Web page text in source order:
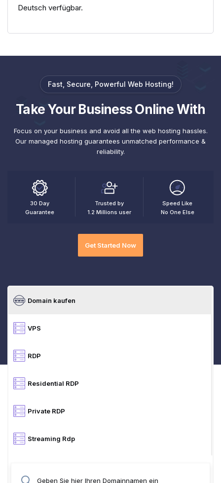
Deutsch verfügbar.
Fast, Secure, Powerful Web Hosting!
TakeYour BusinessOnline With
Focus on your business and avoid all the web hosting hassles.
Our managed hosting guarantees unmatched performance &
reliability.
30 Day
Guarantee
Trusted by
1.2 Millions user
Speed Like
No One Else
Get Started Now
Domain kaufen
VPS
RDP
Residential RDP
Private RDP
Streaming Rdp